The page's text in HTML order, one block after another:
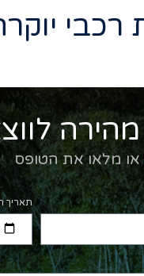
או מלאו את הטופס
תאריך